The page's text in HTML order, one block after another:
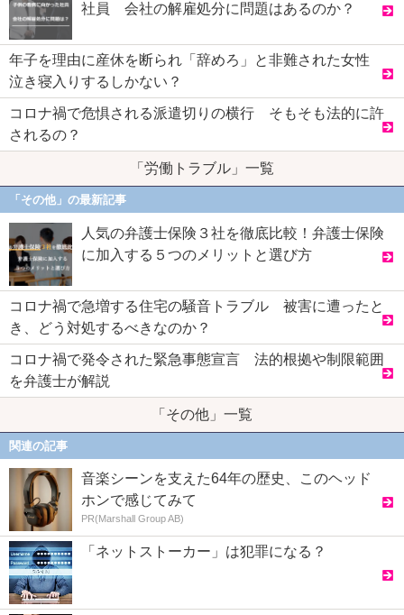
社員 会社の解雇処分に問題はあるのか？
年子を理由に産休を断られ「辞めろ」と非難された女性
泣き寝入りするしかない？
コロナ禍で危惧される派遣切りの横行 そもそも法的に許
されるの？
「労働トラブル」一覧
「その他」の最新記事
人気の弁護士保険３社を徹底比較！弁護士保険
に加入する５つのメリットと選び方
コロナ禍で急増する住宅の騒音トラブル 被害に遭ったと
き、どう対処するべきなのか？
コロナ禍で発令された緊急事態宣言 法的根拠や制限範囲
を弁護士が解説
「その他」一覧
関連の記事
音楽シーンを支えた64年の歴史、このヘッド
ホンで感じてみて
PR(Marshall Group AB)
「ネットストーカー」は犯罪になる？